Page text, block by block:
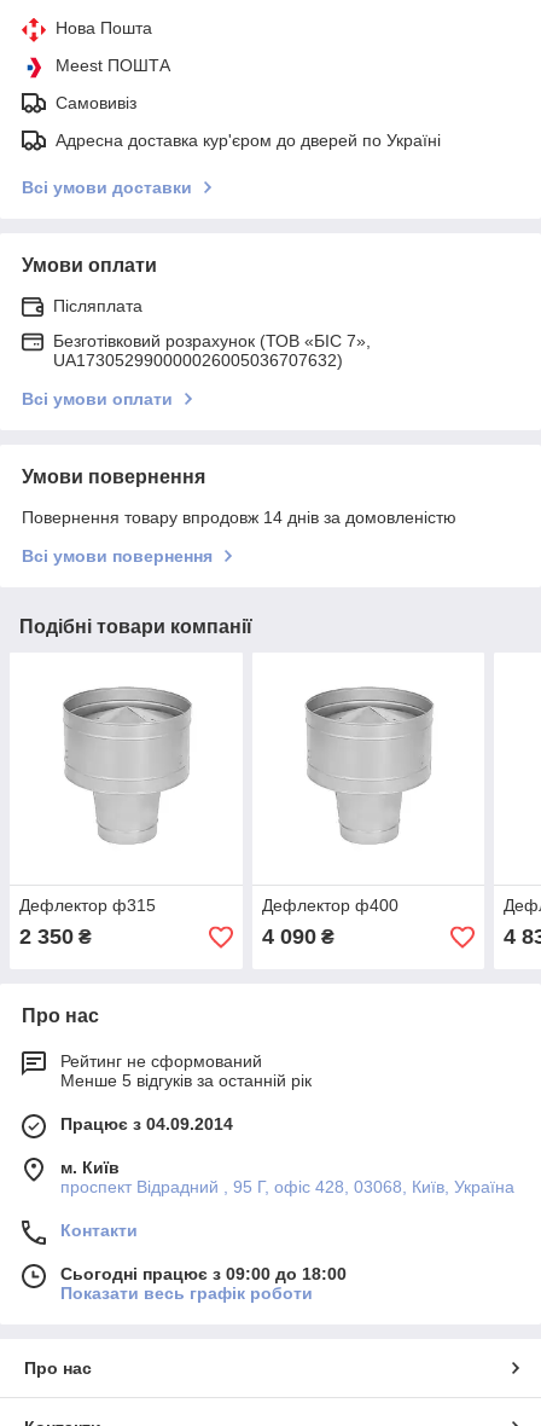
Нова Пошта
Meest ПОШТА
Самовивіз
Адресна доставка кур'єром до дверей по Україні
Всі умови доставки
Умови оплати
Післяплата
Безготівковий розрахунок (ТОВ «БІС 7»,
UA173052990000026005036707632)
Всі умови оплати
Умови повернення
Повернення товару впродовж 14 днів за домовленістю
Всі умови повернення
Подібні товари компанії
Дефлектор ф315
2 350 ₴
Дефлектор ф400
4 090₴ 4
Про нас
Рейтинг не сформований
Менше 5 відгуків за останній рік
Працює з 04.09.2014
м. Київ
проспект Відрадний , 95 Г, офіс 428, 03068, Київ, Україна
Контакти
Сьогодні працює з 09:00 до 18:00
Показати весь графік роботи
Про нас